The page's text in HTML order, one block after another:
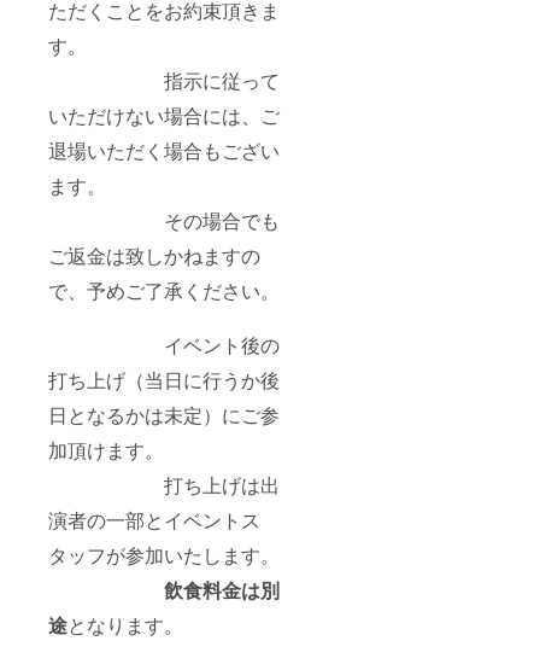
ただくことをお約束頂きま
す。
指示に従って
いただけない場合には、ご
退場いただく場合もござい
ます。
その場合でも
ご返金は致しかねますの
で、予めご了承ください。
イベント後の
打ち上げ（当日に行うか後
日となるかは未定）にご参
加頂けます。
打ち上げは出
演者の一部とイベントス
タッフが参加いたします。
飲食料金は別
途となります。